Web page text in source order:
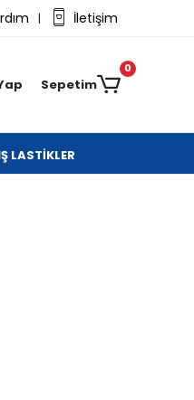
| İletişim
Sepetim
0
LASTİKLER